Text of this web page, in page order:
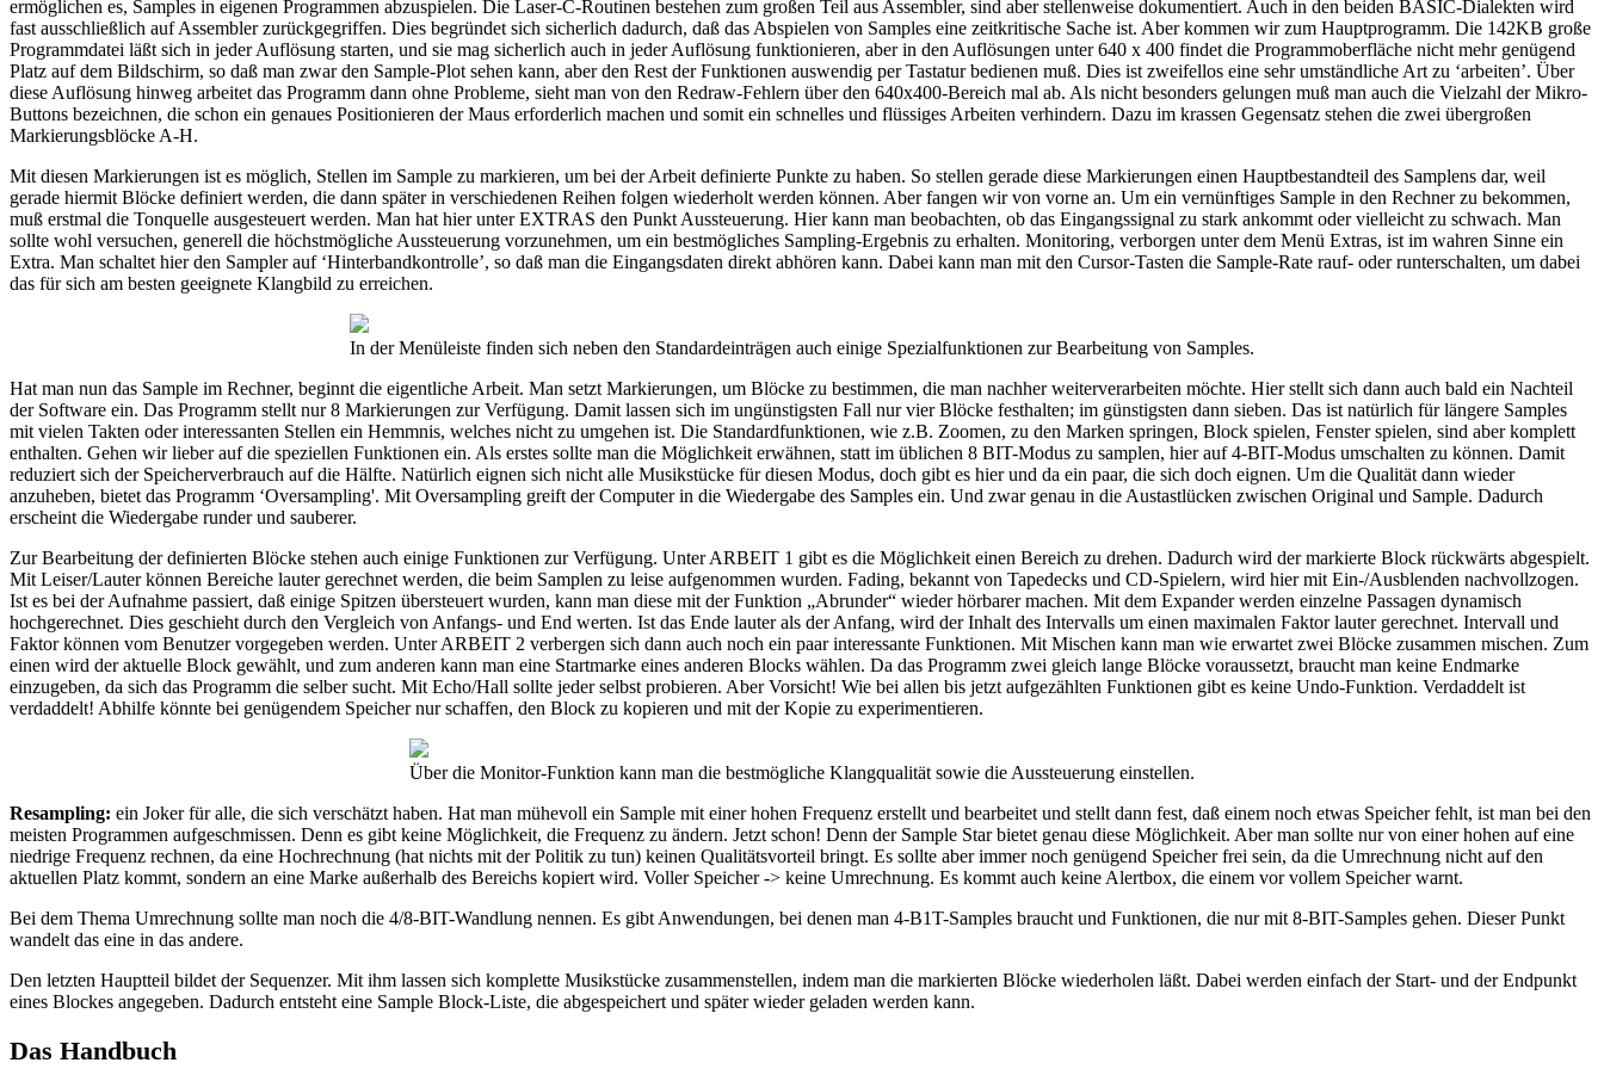
ermöglichen es, Samples in eigenen Programmen abzuspielen. Die Laser-C-Routinen bestehen zum großen Teil aus Assembler, sind aber stellenweise dokumentiert. Auch in den beiden BASIC-Dialekten wird
fast ausschließlich auf Assembler zurückgegriffen. Dies begründet sich sicherlich dadurch, daß das Abspielen von Samples eine zeitkritische Sache ist. Aber kommen wir zum Hauptprogramm. Die 142KB große
Programmdatei läßt sich in jeder Auflösung starten, und sie mag sicherlich auch in jeder Auflösung funktionieren, aber in den Auflösungen unter 640 x 400 findet die Programmoberfläche nicht mehr genügend
Platz auf dem Bildschirm, so daß man zwar den Sample-Plot sehen kann, aber den Rest der Funktionen auswendig per Tastatur bedienen muß. Dies ist zweifellos eine sehr umständliche Art zu ‘arbeiten’. Über
diese Auflösung hinweg arbeitet das Programm dann ohne Probleme, sieht man von den Redraw-Fehlern über den 640x400-Bereich mal ab. Als nicht besonders gelungen muß man auch die Vielzahl der Mikro-
Buttons bezeichnen, die schon ein genaues Positionieren der Maus erforderlich machen und somit ein schnelles und flüssiges Arbeiten verhindern. Dazu im krassen Gegensatz stehen die zwei übergroßen
Markierungsblöcke A-H.
Mit diesen Markierungen ist es möglich, Stellen im Sample zu markieren, um bei der Arbeit definierte Punkte zu haben. So stellen gerade diese Markierungen einen Hauptbestandteil des Samplens dar, weil
gerade hiermit Blöcke definiert werden, die dann später in verschiedenen Reihen folgen wiederholt werden können. Aber fangen wir von vorne an. Um ein vernünftiges Sample in den Rechner zu bekommen,
muß erstmal die Tonquelle ausgesteuert werden. Man hat hier unter EXTRAS den Punkt Aussteuerung. Hier kann man beobachten, ob das Eingangssignal zu stark ankommt oder vielleicht zu schwach. Man
sollte wohl versuchen, generell die höchstmögliche Aussteuerung vorzunehmen, um ein bestmögliches Sampling-Ergebnis zu erhalten. Monitoring, verborgen unter dem Menü Extras, ist im wahren Sinne ein
Extra. Man schaltet hier den Sampler auf ‘Hinterbandkontrolle’, so daß man die Eingangsdaten direkt abhören kann. Dabei kann man mit den Cursor-Tasten die Sample-Rate rauf- oder runterschalten, um dabei
das für sich am besten geeignete Klangbild zu erreichen.
In der Menüleiste finden sich neben den Standardeinträgen auch einige Spezialfunktionen zur Bearbeitung von Samples.
Hat man nun das Sample im Rechner, beginnt die eigentliche Arbeit. Man setzt Markierungen, um Blöcke zu bestimmen, die man nachher weiterverarbeiten möchte. Hier stellt sich dann auch bald ein Nachteil
der Software ein. Das Programm stellt nur 8 Markierungen zur Verfügung. Damit lassen sich im ungünstigsten Fall nur vier Blöcke festhalten; im günstigsten dann sieben. Das ist natürlich für längere Samples
mit vielen Takten oder interessanten Stellen ein Hemmnis, welches nicht zu umgehen ist. Die Standardfunktionen, wie z.B. Zoomen, zu den Marken springen, Block spielen, Fenster spielen, sind aber komplett
enthalten. Gehen wir lieber auf die speziellen Funktionen ein. Als erstes sollte man die Möglichkeit erwähnen, statt im üblichen 8 BIT-Modus zu samplen, hier auf 4-BIT-Modus umschalten zu können. Damit
reduziert sich der Speicherverbrauch auf die Hälfte. Natürlich eignen sich nicht alle Musikstücke für diesen Modus, doch gibt es hier und da ein paar, die sich doch eignen. Um die Qualität dann wieder
anzuheben, bietet das Programm ‘Oversampling'. Mit Oversampling greift der Computer in die Wiedergabe des Samples ein. Und zwar genau in die Austastlücken zwischen Original und Sample. Dadurch
erscheint die Wiedergabe runder und sauberer.
Zur Bearbeitung der definierten Blöcke stehen auch einige Funktionen zur Verfügung. Unter ARBEIT 1 gibt es die Möglichkeit einen Bereich zu drehen. Dadurch wird der markierte Block rückwärts abgespielt.
Mit Leiser/Lauter können Bereiche lauter gerechnet werden, die beim Samplen zu leise aufgenommen wurden. Fading, bekannt von Tapedecks und CD-Spielern, wird hier mit Ein-/Ausblenden nachvollzogen.
Ist es bei der Aufnahme passiert, daß einige Spitzen übersteuert wurden, kann man diese mit der Funktion „Abrunder“ wieder hörbarer machen. Mit dem Expander werden einzelne Passagen dynamisch
hochgerechnet. Dies geschieht durch den Vergleich von Anfangs- und End werten. Ist das Ende lauter als der Anfang, wird der Inhalt des Intervalls um einen maximalen Faktor lauter gerechnet. Intervall und
Faktor können vom Benutzer vorgegeben werden. Unter ARBEIT 2 verbergen sich dann auch noch ein paar interessante Funktionen. Mit Mischen kann man wie erwartet zwei Blöcke zusammen mischen. Zum
einen wird der aktuelle Block gewählt, und zum anderen kann man eine Startmarke eines anderen Blocks wählen. Da das Programm zwei gleich lange Blöcke voraussetzt, braucht man keine Endmarke
einzugeben, da sich das Programm die selber sucht. Mit Echo/Hall sollte jeder selbst probieren. Aber Vorsicht! Wie bei allen bis jetzt aufgezählten Funktionen gibt es keine Undo-Funktion. Verdaddelt ist
verdaddelt! Abhilfe könnte bei genügendem Speicher nur schaffen, den Block zu kopieren und mit der Kopie zu experimentieren.
Über die Monitor-Funktion kann man die bestmögliche Klangqualität sowie die Aussteuerung einstellen.
Resampling: ein Joker für alle, die sich verschätzt haben. Hat man mühevoll ein Sample mit einer hohen Frequenz erstellt und bearbeitet und stellt dann fest, daß einem noch etwas Speicher fehlt, ist man bei den
meisten Programmen aufgeschmissen. Denn es gibt keine Möglichkeit, die Frequenz zu ändern. Jetzt schon! Denn der Sample Star bietet genau diese Möglichkeit. Aber man sollte nur von einer hohen auf eine
niedrige Frequenz rechnen, da eine Hochrechnung (hat nichts mit der Politik zu tun) keinen Qualitätsvorteil bringt. Es sollte aber immer noch genügend Speicher frei sein, da die Umrechnung nicht auf den
aktuellen Platz kommt, sondern an eine Marke außerhalb des Bereichs kopiert wird. Voller Speicher -> keine Umrechnung. Es kommt auch keine Alertbox, die einem vor vollem Speicher warnt.
Bei dem Thema Umrechnung sollte man noch die 4/8-BIT-Wandlung nennen. Es gibt Anwendungen, bei denen man 4-B1T-Samples braucht und Funktionen, die nur mit 8-BIT-Samples gehen. Dieser Punkt
wandelt das eine in das andere.
Den letzten Hauptteil bildet der Sequenzer. Mit ihm lassen sich komplette Musikstücke zusammenstellen, indem man die markierten Blöcke wiederholen läßt. Dabei werden einfach der Start- und der Endpunkt
eines Blockes angegeben. Dadurch entsteht eine Sample Block-Liste, die abgespeichert und später wieder geladen werden kann.
Das Handbuch